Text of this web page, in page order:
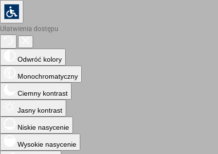
Ułatwienia dostępu
Odwróć kolory
Monochromatyczny
Ciemny kontrast
Jasny kontrast
Niskie nasycenie
Wysokie nasycenie